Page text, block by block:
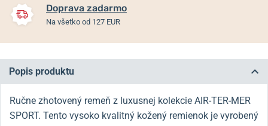
Doprava zadarmo
Na všetko od 127 EUR
Popis produktu
Ručne zhotovený remeň z luxusnej kolekcie AIR-TER-MER
SPORT. Tento vysoko kvalitný kožený remienok je vyrobený